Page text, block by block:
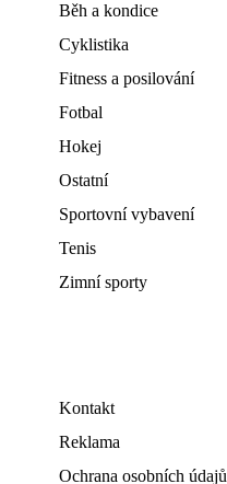
Běh a kondice
Cyklistika
Fitness a posilování
Fotbal
Hokej
Ostatní
Sportovní vybavení
Tenis
Zimní sporty
Kontakt
Reklama
Ochrana osobních údajů